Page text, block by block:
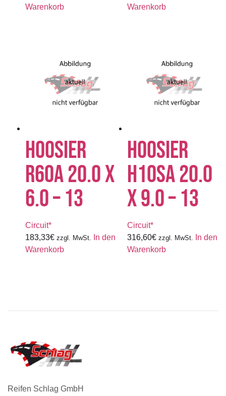
Warenkorb
Warenkorb
HOOSIER
R60A 20.0 X
6.0 – 13
Circuit*
183,33€ zzgl. MwSt.
In den
Warenkorb
HOOSIER
H10SA 20.0
X 9.0 – 13
Circuit*
316,60€ zzgl. MwSt.
In den
Warenkorb
Reifen Schlag GmbH